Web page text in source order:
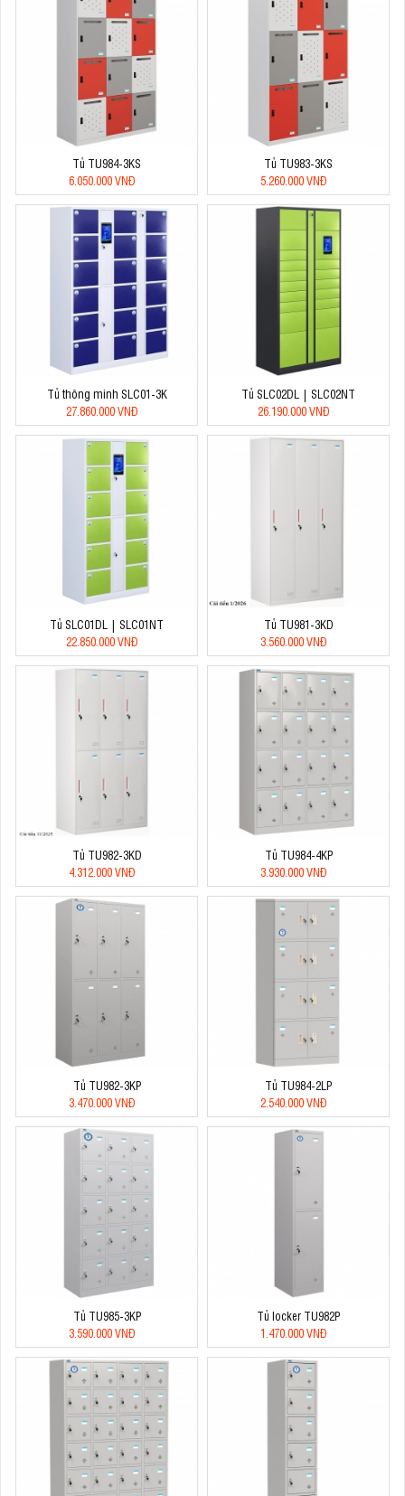
Tủ TU984-3KS
6.050.000 VNĐ
Tủ TU983-3KS
5.260.000 VNĐ
Tủ thông minh SLC01-3K
27.860.000 VNĐ
Tủ SLC02DL | SLC02NT
26.190.000 VNĐ
Tủ SLC01DL | SLC01NT
22.850.000 VNĐ
Tủ TU981-3KD
3.560.000 VNĐ
Tủ TU982-3KD
4.312.000 VNĐ
Tủ TU984-4KP
3.930.000 VNĐ
Tủ TU982-3KP
3.470.000 VNĐ
Tủ TU984-2LP
2.540.000 VNĐ
Tủ TU985-3KP
3.590.000 VNĐ
Tủ locker TU982P
1.470.000 VNĐ